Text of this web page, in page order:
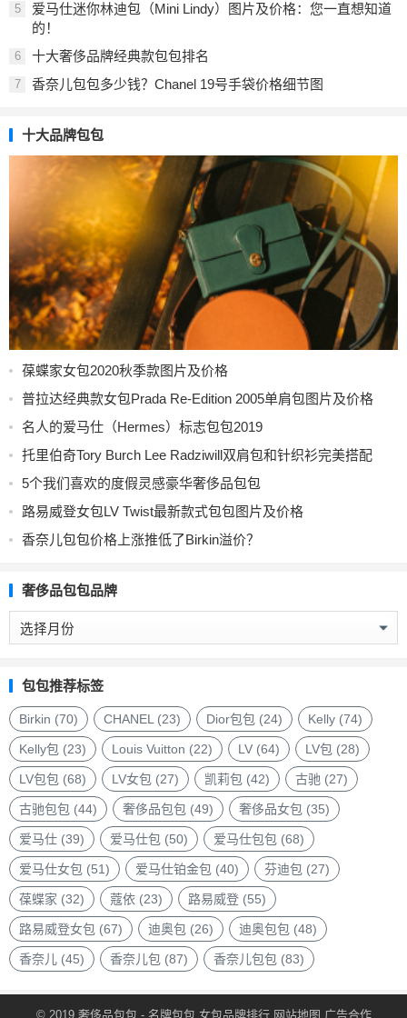
5
爱马仕迷你林迪包（Mini Lindy）图片及价格：您一直想知道
的！
6 十大奢侈品牌经典款包包排名
7 香奈儿包包多少钱？Chanel 19号手袋价格细节图
十大品牌包包
葆蝶家女包2020秋季款图片及价格
普拉达经典款女包Prada Re-Edition 2005单肩包图片及价格
名人的爱马仕（Hermes）标志包包2019
托里伯奇Tory Burch Lee Radziwill双肩包和针织衫完美搭配
5个我们喜欢的度假灵感豪华奢侈品包包
路易威登女包LV Twist最新款式包包图片及价格
香奈儿包包价格上涨推低了Birkin溢价？
奢侈品包包品牌
奢
侈
包
包
品
牌
包包推荐标签
Birkin (70) CHANEL (23) Dior包包 (24) Kelly (74)
Kelly包 (23) Louis Vuitton (22) LV (64) LV包 (28)
LV包包 (68) LV女包 (27) 凯莉包 (42) 古驰 (27)
古驰包包 (44) 奢侈品包包 (49) 奢侈品女包 (35)
爱马仕 (39) 爱马仕包 (50) 爱马仕包包 (68)
爱马仕女包 (51) 爱马仕铂金包 (40) 芬迪包 (27)
葆蝶家 (32) 蔻依 (23) 路易威登 (55)
路易威登女包 (67) 迪奥包 (26) 迪奥包包 (48)
香奈儿 (45) 香奈儿包 (87) 香奈儿包包 (83)
© 2019 奢侈品包包 - 名牌包包 女包品牌排行网站地图 广告合作